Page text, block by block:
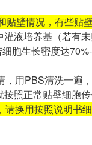
壁情况，有些贴
液培养基（若有
胞生长密度达
用PBS清洗一遍
照正常贴壁细胞传
换用按照说明书